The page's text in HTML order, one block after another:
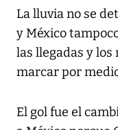
La lluvia no se
y México
las llegadas y
marcar por
El gol fue el